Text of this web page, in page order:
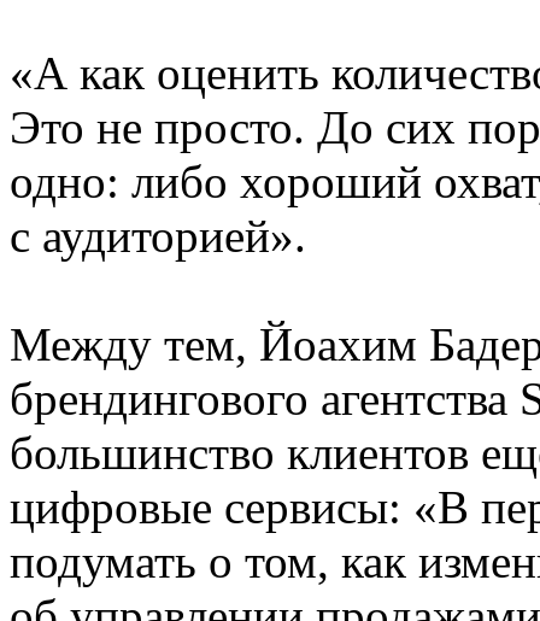
«А как оценить
Это не просто. До сих
одно: либо хороший
с аудиторией».
Между тем, Йоахим
брендингового
большинство клиентов
цифровые сервисы: «В
подумать о том, как